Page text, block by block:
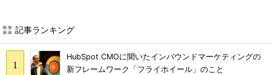
記事ランキング
HubSpot CMOに聞いたインバウンドマーケティングの
新フレームワーク「フライホイール」のこと